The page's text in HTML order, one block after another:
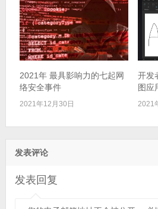
2021年 最具影响力的七起网
络安全事件
2021年12月30日
开发
图应
2021
发表评论
发表回复